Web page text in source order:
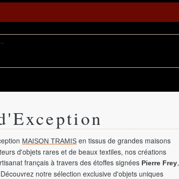
MAISON TRAMIS en tissus de grandes maisons
d'objets rares et de beaux textiles, nos créations
français à travers des étoffes signées Pierre Frey,
notre sélection exclusive d'objets uniques